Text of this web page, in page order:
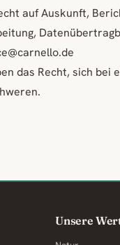
auf Auskunft,
das Recht, sich bei
Unsere